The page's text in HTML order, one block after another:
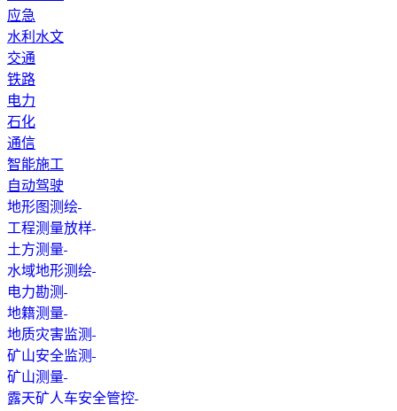
应急
水利水文
交通
铁路
电力
石化
通信
智能施工
自动驾驶
地形图测绘
工程测量放样
土方测量
水域地形测绘
电力勘测
地籍测量
地质灾害监测
矿山安全监测
矿山测量
露天矿人车安全管控